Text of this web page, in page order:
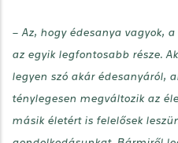
– Az, hogy édesanya vagyok,
az egyik legfontosabb része.
legyen szó akár édesanyáról,
ténylegesen megváltozik az
másik életért is felelősek